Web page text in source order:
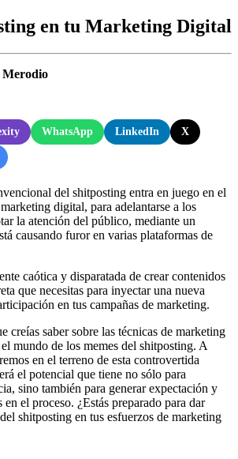
en tu Marketing Digital
Merodio
WhatsApp LinkedIn X
del shitposting entra en juego en el
digital, para adelantarse a los
la atención del público, mediante un
causando furor en varias plataformas de
caótica y disparatada de crear contenidos
que necesitas para inyectar una nueva
en tus campañas de marketing.
creías saber sobre las técnicas de marketing
mundo de los memes del shitposting. A
en el terreno de esta controvertida
el potencial que tiene no sólo para
sino también para generar expectación y
en el proceso. ¿Estás preparado para dar
shitposting en tus esfuerzos de marketing